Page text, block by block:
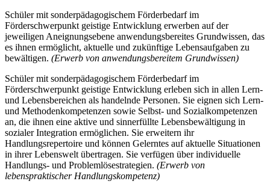
Schüler mit sonderpädagogischem Förderbedarf im
Förderschwerpunkt geistige Entwicklung erwerben auf der
jeweiligen Aneignungsebene anwendungsbereites Grundwissen, das
es ihnen ermöglicht, aktuelle und zukünftige Lebensaufgaben zu
bewältigen. (Erwerb von anwendungsbereitem Grundwissen)
Schüler mit sonderpädagogischem Förderbedarf im
Förderschwerpunkt geistige Entwicklung erleben sich in allen Lern-
und Lebensbereichen als handelnde Personen. Sie eignen sich Lern-
und Methodenkompetenzen sowie Selbst- und Sozialkompetenzen
an, die ihnen eine aktive und sinnerfüllte Lebensbewältigung in
sozialer Integration ermöglichen. Sie erweitern ihr
Handlungsrepertoire und können Gelerntes auf aktuelle Situationen
in ihrer Lebenswelt übertragen. Sie verfügen über individuelle
Handlungs- und Problemlösestrategien. (Erwerb von
lebenspraktischer Handlungskompetenz)